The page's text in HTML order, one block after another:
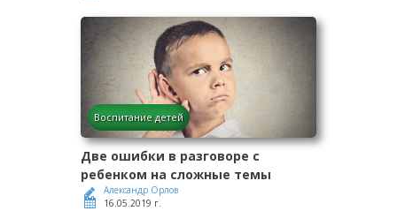
Воспитание детей
Две ошибки в разговоре с
ребенком на сложные темы
Александр Орлов
16.05.2019 г.